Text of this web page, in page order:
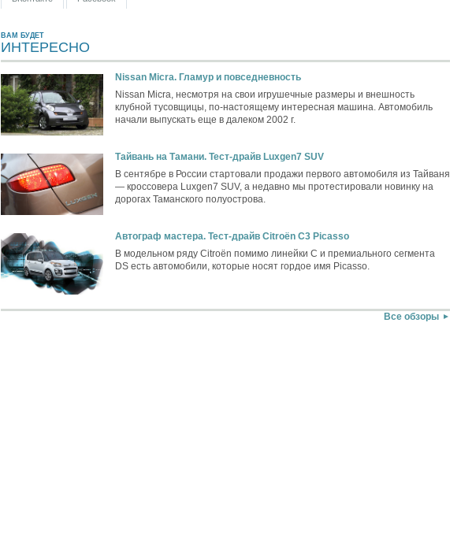
ВАМ БУДЕТ
ИНТЕРЕСНО
Nissan Micra. Гламур и повседневность
Nissan Micra, несмотря на свои игрушечные размеры и внешность
клубной тусовщицы, по-настоящему интересная машина. Автомобиль
начали выпускать еще в далеком 2002 г.
Тайвань на Тамани. Тест-драйв Luxgen7 SUV
В сентябре в России стартовали продажи первого автомобиля из Тайваня
— кроссовера Luxgen7 SUV, а недавно мы протестировали новинку на
дорогах Таманского полуострова.
Автограф мастера. Тест-драйв Citroёn C3 Picasso
В модельном ряду Citroёn помимо линейки C и премиального сегмента
DS есть автомобили, которые носят гордое имя Picasso.
Все обзоры